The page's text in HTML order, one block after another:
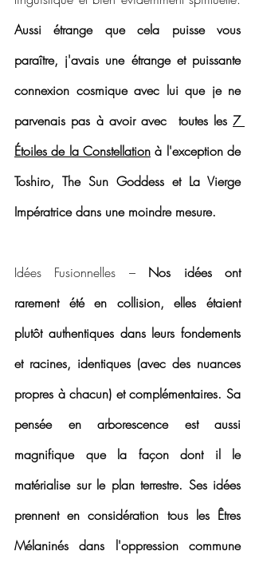
Aussi étrange que cela puisse vous
paraître, j'avais une étrange et puissante
connexion cosmique avec lui que je ne
parvenais pas à avoir avec  toutes les 7
Étoiles de la Constellation à l'exception de
Toshiro, The Sun Goddess et La Vierge
Impératrice dans une moindre mesure.
Idées Fusionnelles – Nos idées ont
rarement été en collision, elles étaient
plutôt authentiques dans leurs fondements
et racines, identiques (avec des nuances
propres à chacun) et complémentaires. Sa
pensée en arborescence est aussi
magnifique que la façon dont il le
matérialise sur le plan terrestre. Ses idées
prennent en considération tous les Êtres
Mélaninés dans l'oppression commune